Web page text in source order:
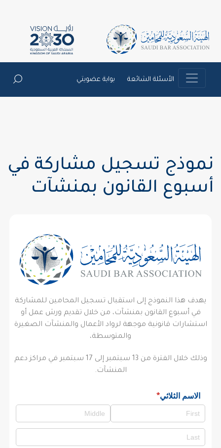
الأسئلة الشائعة بوابة عضويتي
نموذج تسجيل مشاركة في
أسبوع القانون بمنشآت
يهدف هذا النموذج إلى استقبال تسجيل المحامين للمشاركة
في أسبوع القانون بمنشآت، من خلال تقديم ورش عمل أو
استشارات قانونية موجهة لرواد الأعمال والمنشآت الصغيرة
والمتوسطة،
وذلك خلال الفترة من 13 سبتمبر إلى 17 سبتمبر في مراكز دعم
المنشآت.